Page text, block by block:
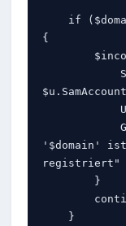
{
'$domain'
registriert"